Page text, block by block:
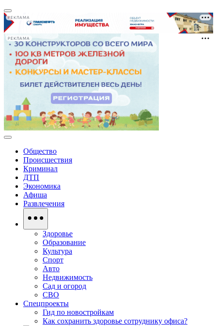
РЕКЛАМА
РЕКЛАМА
Общество
Происшествия
Криминал
ДТП
Экономика
Афиша
Развлечения
Здоровье
Образование
Культура
Спорт
Авто
Недвижимость
Сад и огород
СВО
Спецпроекты
Гид по новостройкам
Как сохранить здоровье сотруднику офиса?